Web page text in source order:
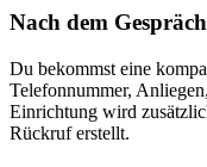
Nach dem Gespräch
Du bekommst eine
Telefonnummer,
Einrichtung wird
Rückruf erstellt.